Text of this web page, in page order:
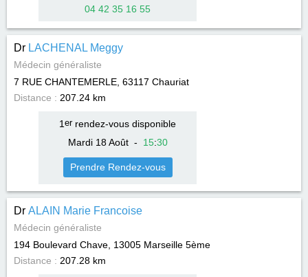
04 42 35 16 55
Dr LACHENAL Meggy
Médecin généraliste
7 RUE CHANTEMERLE, 63117 Chauriat
Distance : 207.24 km
1 errendez-vous disponible
Mardi 18 Août- 15:30
Prendre Rendez-vous
Dr ALAIN Marie Francoise
Médecin généraliste
194 Boulevard Chave, 13005 Marseille 5ème
Distance : 207.28 km